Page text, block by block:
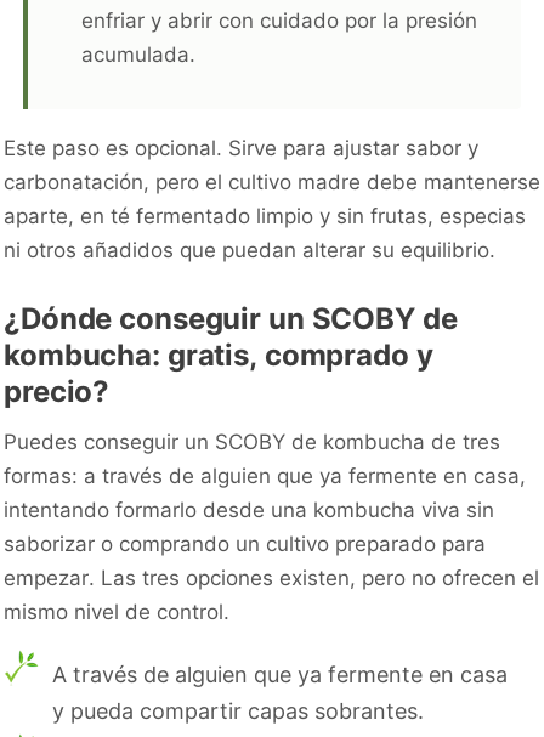
enfriar y abrir con cuidado por la presión
acumulada.
Este paso es opcional. Sirve para ajustar sabor y
carbonatación, pero el cultivo madre debe mantenerse
aparte, en té fermentado limpio y sin frutas, especias
ni otros añadidos que puedan alterar su equilibrio.
¿Dónde conseguir un SCOBY de
kombucha: gratis, comprado y
precio?
Puedes conseguir un SCOBY de kombucha de tres
formas: a través de alguien que ya fermente en casa,
intentando formarlo desde una kombucha viva sin
saborizar o comprando un cultivo preparado para
empezar. Las tres opciones existen, pero no ofrecen el
mismo nivel de control.
A través de alguien que ya fermente en casa
y pueda compartir capas sobrantes.